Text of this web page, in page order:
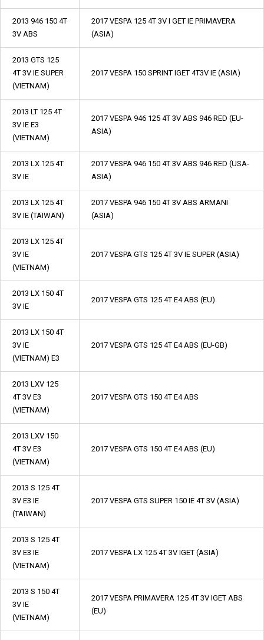
2013 946 150 4T
3V ABS
2017 VESPA 125 4T 3V I GET IE PRIMAVERA
(ASIA)
2013 GTS 125
4T 3V IE SUPER
(VIETNAM)
2017 VESPA 150 SPRINT IGET 4T3V IE (ASIA)
2013 LT 125 4T
3V IE E3
(VIETNAM)
2017 VESPA 946 125 4T 3V ABS 946 RED (EU-
ASIA)
2013 LX 125 4T
3V IE
2017 VESPA 946 150 4T 3V ABS 946 RED (USA-
ASIA)
2013 LX 125 4T
3V IE (TAIWAN)
2017 VESPA 946 150 4T 3V ABS ARMANI
(ASIA)
2013 LX 125 4T
3V IE
(VIETNAM)
2017 VESPA GTS 125 4T 3V IE SUPER (ASIA)
2013 LX 150 4T
3V IE
2017 VESPA GTS 125 4T E4 ABS (EU)
2013 LX 150 4T
3V IE
(VIETNAM) E3
2017 VESPA GTS 125 4T E4 ABS (EU-GB)
2013 LXV 125
4T 3V E3
(VIETNAM)
2017 VESPA GTS 150 4T E4 ABS
2013 LXV 150
4T 3V E3
(VIETNAM)
2017 VESPA GTS 150 4T E4 ABS (EU)
2013 S 125 4T
3V E3 IE
(TAIWAN)
2017 VESPA GTS SUPER 150 IE 4T 3V (ASIA)
2013 S 125 4T
3V E3 IE
(VIETNAM)
2017 VESPA LX 125 4T 3V IGET (ASIA)
2013 S 150 4T
3V IE
(VIETNAM)
2017 VESPA PRIMAVERA 125 4T 3V IGET ABS
(EU)